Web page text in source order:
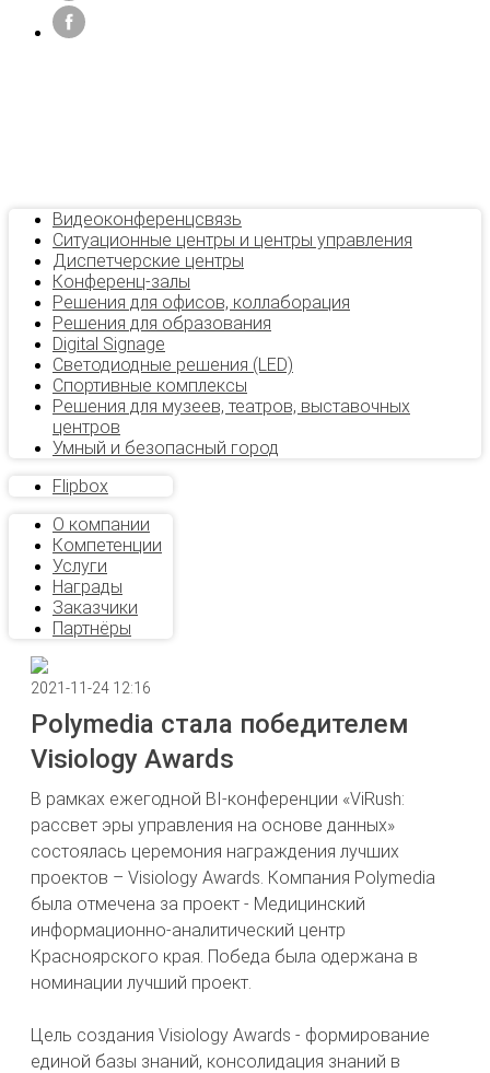
Видеоконференцсвязь
Ситуационные центры и центры управления
Диспетчерские центры
Конференц-залы
Решения для офисов, коллаборация
Решения для образования
Digital Signage
Светодиодные решения (LED)
Спортивные комплексы
Решения для музеев, театров, выставочных
центров
Умный и безопасный город
Flipbox
О компании
Компетенции
Услуги
Награды
Заказчики
Партнёры
2021-11-24 12:16
Polymedia стала победителем
Visiology Awards
В рамках ежегодной BI-конференции «ViRush:
рассвет эры управления на основе данных»
состоялась церемония награждения лучших
проектов – Visiology Awards. Компания Polymedia
была отмечена за проект - Медицинский
информационно-аналитический центр
Красноярского края. Победа была одержана в
номинации лучший проект.
Цель создания Visiology Awards - формирование
единой базы знаний, консолидация знаний в